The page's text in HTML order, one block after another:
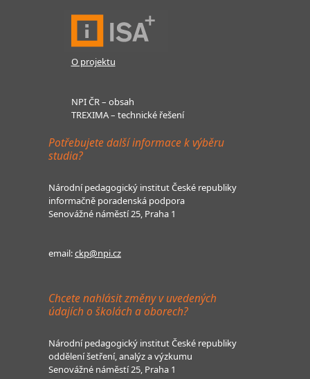
O projektu
NPI ČR – obsah
TREXIMA – technické řešení
Potřebujete další informace k výběru
studia?
Národní pedagogický institut České republiky
informačně poradenská podpora
Senovážné náměstí 25, Praha 1
email:ckp@npi.cz
Chcete nahlásit změny v uvedených
údajích o školách a oborech?
Národní pedagogický institut České republiky
oddělení šetření, analýz a výzkumu
Senovážné náměstí 25, Praha 1